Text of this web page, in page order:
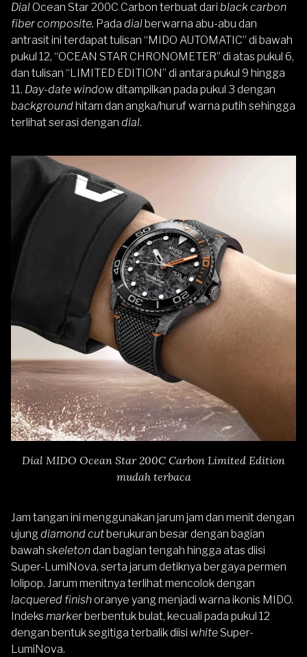
DialOcean Star 200C Carbon terbuat dari black carbon
fiber composite. Pada dial berwarna abu-abu dan
antrasit ini terdapat tulisan “MIDO AUTOMATIC” di bawah
pukul 12, “OCEAN STAR CHRONOMETER” di atas pukul 6,
dan tulisan “LIMITED EDITION” di antara pukul 9 hingga
11. Day-date window ditampilkan pada pukul 3 dengan
background hitam dan angka/huruf warna putih sehingga
terlihat serasi dengan dial.
Dial MIDO Ocean Star 200C Carbon Limited Edition
mudah terbaca
Jam tangan ini menggunakan jarum jam dan menit dengan
ujung diamond cut berukuran besar dengan bagian
bawah skeletondan bagian tengah hingga atas diisi
Super-LumiNova, serta jarum detiknya bergaya permen
lolipop. Jarum menitnya terlihat mencolok dengan
lacquered finishoranye yang menjadi warna ikonis MIDO.
Indeksmarker berbentuk bulat, kecuali pada pukul 12
dengan bentuk segitiga terbalik diisi white Super-
LumiNova.